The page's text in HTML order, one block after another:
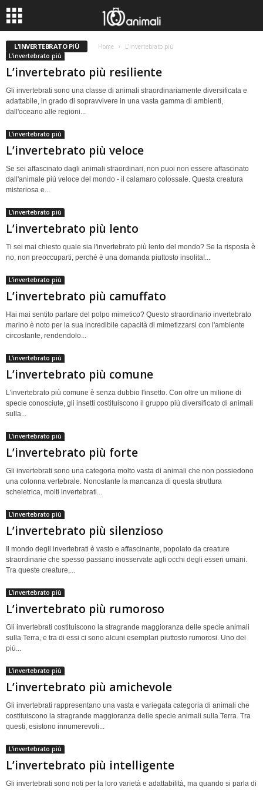
L'INVERTEBRATO PIÙ Home
L'invertebrato più
L'invertebrato più
L’invertebrato più resiliente
Gli invertebrati sono una classe di animali straordinariamente diversificata e
adattabile, in grado di sopravvivere in una vasta gamma di ambienti,
dall'oceano alle regioni...
L'invertebrato più
L’invertebrato più veloce
Se sei affascinato dagli animali straordinari, non puoi non essere affascinato
dall'animale più veloce del mondo - il calamaro colossale. Questa creatura
misteriosa e...
L'invertebrato più
L’invertebrato più lento
Ti sei mai chiesto quale sia l'invertebrato più lento del mondo? Se la risposta è
no, non preoccuparti, perché è una domanda piuttosto insolita!...
L'invertebrato più
L’invertebrato più camuffato
Hai mai sentito parlare del polpo mimetico? Questo straordinario invertebrato
marino è noto per la sua incredibile capacità di mimetizzarsi con l'ambiente
circostante, rendendolo...
L'invertebrato più
L’invertebrato più comune
L'invertebrato più comune è senza dubbio l'insetto. Con oltre un milione di
specie conosciute, gli insetti costituiscono il gruppo più diversificato di animali
sulla...
L'invertebrato più
L’invertebrato più forte
Gli invertebrati sono una categoria molto vasta di animali che non possiedono
una colonna vertebrale. Nonostante la mancanza di questa struttura
scheletrica, molti invertebrati...
L'invertebrato più
L’invertebrato più silenzioso
Il mondo degli invertebrati è vasto e affascinante, popolato da creature
straordinarie che spesso passano inosservate agli occhi degli esseri umani.
Tra queste creature,...
L'invertebrato più
L’invertebrato più rumoroso
Gli invertebrati costituiscono la stragrande maggioranza delle specie animali
sulla Terra, e tra di essi ci sono alcuni esemplari piuttosto rumorosi. Uno dei
più...
L'invertebrato più
L’invertebrato più amichevole
Gli invertebrati rappresentano una vasta e variegata categoria di animali che
costituiscono la stragrande maggioranza delle specie animali sulla Terra. Tra
questi, esistono innumerevoli...
L'invertebrato più
L’invertebrato più intelligente
Gli invertebrati sono noti per la loro varietà e adattabilità, ma quando si parla di